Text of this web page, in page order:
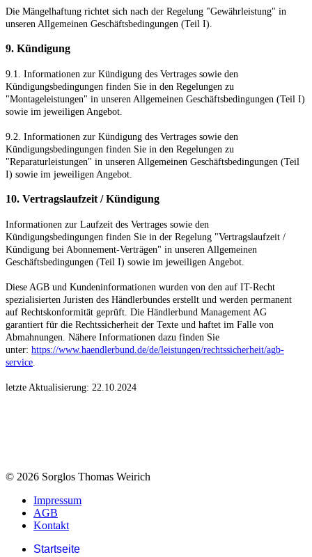
Die Mängelhaftung richtet sich nach der Regelung "Gewährleistung" in
unseren Allgemeinen Geschäftsbedingungen (Teil I).
9. Kündigung
9.1. Informationen zur Kündigung des Vertrages sowie den
Kündigungsbedingungen finden Sie in den Regelungen zu
"Montageleistungen" in unseren Allgemeinen Geschäftsbedingungen (Teil I)
sowie im jeweiligen Angebot.
9.2. Informationen zur Kündigung des Vertrages sowie den
Kündigungsbedingungen finden Sie in den Regelungen zu
"Reparaturleistungen" in unseren Allgemeinen Geschäftsbedingungen (Teil
I) sowie im jeweiligen Angebot.
10. Vertragslaufzeit / Kündigung
Informationen zur Laufzeit des Vertrages sowie den
Kündigungsbedingungen finden Sie in der Regelung "Vertragslaufzeit /
Kündigung bei Abonnement-Verträgen" in unseren Allgemeinen
Geschäftsbedingungen (Teil I) sowie im jeweiligen Angebot.
Diese AGB und Kundeninformationen wurden von den auf IT-Recht
spezialisierten Juristen des Händlerbundes erstellt und werden permanent
auf Rechtskonformität geprüft. Die Händlerbund Management AG
garantiert für die Rechtssicherheit der Texte und haftet im Falle von
Abmahnungen. Nähere Informationen dazu finden Sie
unter: https://www.haendlerbund.de/de/leistungen/rechtssicherheit/agb-
service.
letzte Aktualisierung: 22.10.2024
© 2026 Sorglos Thomas Weirich
Impressum
AGB
Kontakt
Startseite